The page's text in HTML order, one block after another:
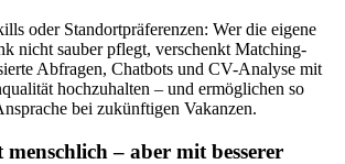
oder Standortpräferenzen: Wer die eigene
nicht sauber pflegt, verschenkt Matching-
Abfragen, Chatbots und CV-Analyse mit
hochzuhalten – und ermöglichen so
bei zukünftigen Vakanzen.
– aber mit besserer